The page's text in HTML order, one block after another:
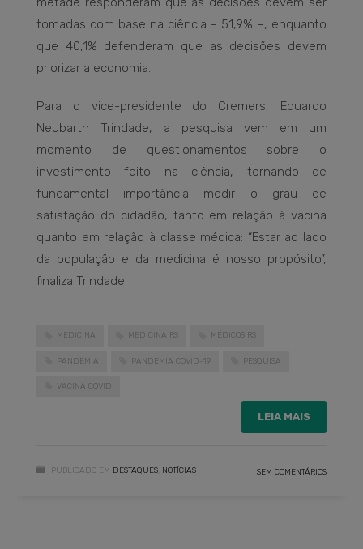
tomadas com base na ciência – 51,9% –, enquanto
que 40,1% defenderam que as decisões devem
priorizar a economia.
Para o vice-presidente do Cremers, Eduardo
Neubarth Trindade, a pesquisa vem em um
momento de questionamentos sobre o
investimento feito na ciência, tornando de
fundamental importância medir o grau de
satisfação do cidadão, tanto em relação à vacina
quanto em relação à classe médica: “Estar ao lado
da população e da medicina é nosso propósito”,
finaliza Trindade.
MEDICINA MEDICINA RS MÉDICOS RS
PANDEMIA PANDEMIA COVID-19 PESQUISA
VACINA COVID
LEIA MAIS
PUBLICADO EM DESTAQUES NOTÍCIAS SEM COMENTÁRIOS